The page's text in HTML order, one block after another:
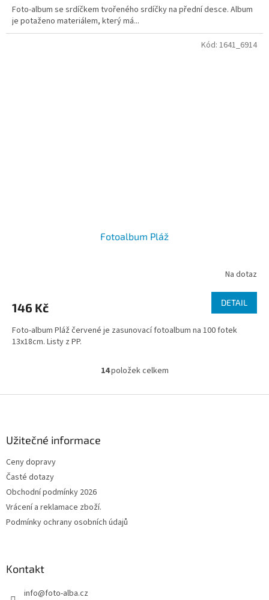
Foto-album se srdíčkem tvořeného srdíčky na přední desce. Album
je potaženo materiálem, který má...
Fotoalbum Pláž
Na dotaz
146 Kč DETAIL
Foto-album Pláž červené je zasunovací fotoalbum na 100 fotek
13x18cm. Listy z PP.
Kód: 1641_6914
O
l
14položek celkem
Užitečné informace
Ceny dopravy
Časté dotazy
Obchodní podmínky 2026
Vrácení a reklamace zboží.
Podmínky ochrany osobních údajů
Kontakt
info@foto-alba.cz